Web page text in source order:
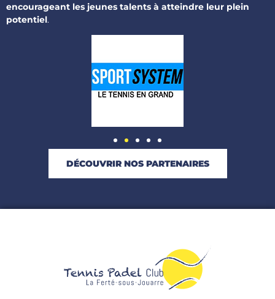
encourageant les jeunes talents à atteindre leur plein
potentiel.
DÉCOUVRIR NOS PARTENAIRES